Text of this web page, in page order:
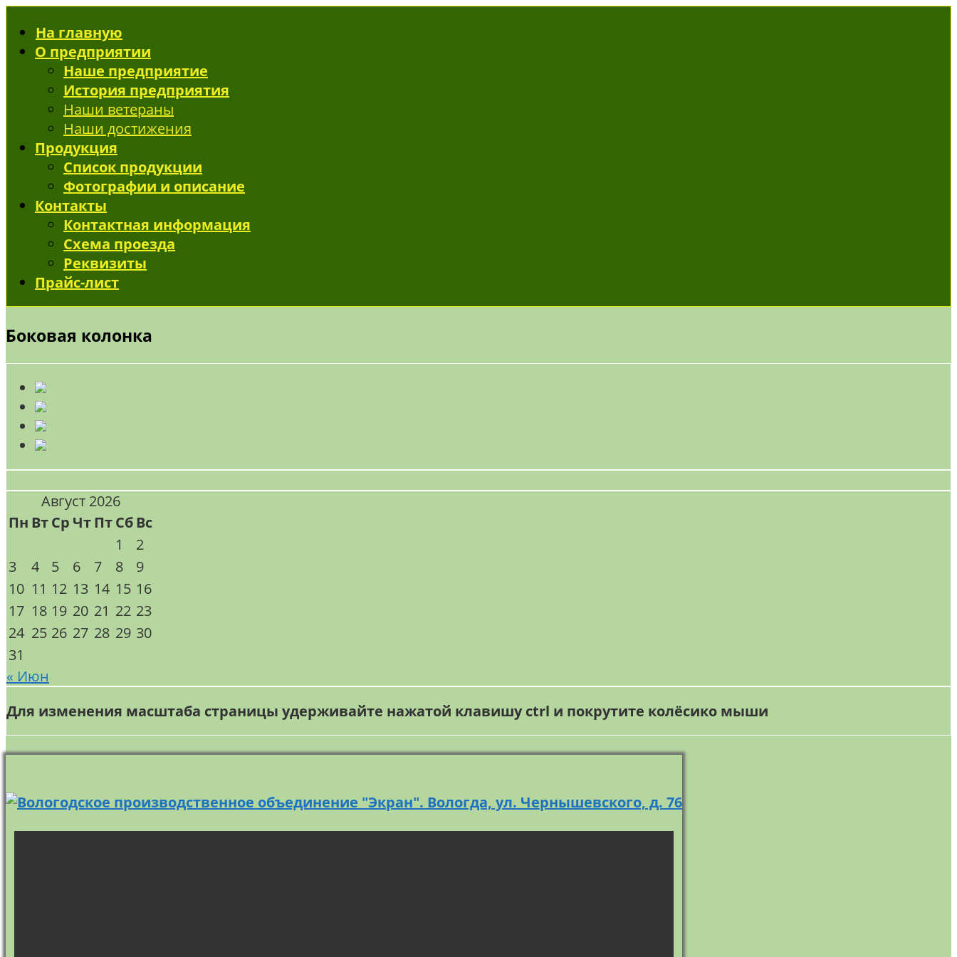
На главную
О предприятии
Наше предприятие
История предприятия
Наши ветераны
Наши достижения
Продукция
Список продукции
Фотографии и описание
Контакты
Контактная информация
Схема проезда
Реквизиты
Прайс-лист
Боковая колонка
Август 2026
Пн ВтСр ЧтПтСбВс
1
2
3
4 5 6 7 8
9
10 11 12 13 14 15 16
17 18 19 20 21 22 23
24 25 26 27 28 29 30
31
« Июн
Для изменения масштаба страницы удерживайте нажатой клавишу ctrl и покрутите колёсико мыши